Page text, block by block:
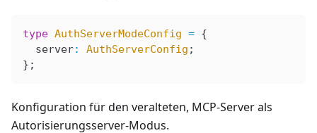
type AuthServerModeConfig = {
  server
: AuthServerConfig ;
};
Konfiguration für den veralteten, MCP-Server als
Autorisierungsserver-Modus.